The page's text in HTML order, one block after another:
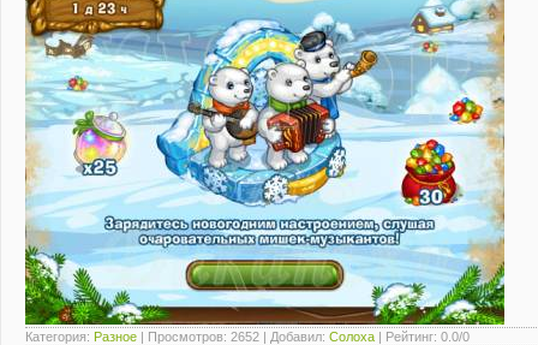
Категория: Разное | Просмотров: 2652 | Добавил: Солоха | Рейтинг: 0.0/0